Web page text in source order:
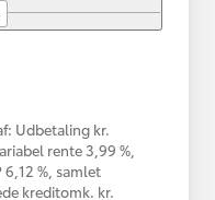
Udbetaling kr.
rente 3,99 %,
%, samlet
kreditomk. kr.